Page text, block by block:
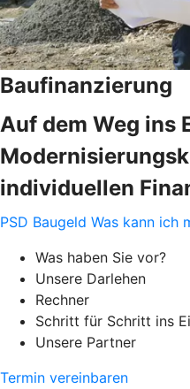
Baufinanzierung
Auf dem Weg ins
individuellen
PSD Baugeld Was kann ich
Was haben Sie vor?
Unsere Darlehen
Rechner
Schritt für Schritt ins
Unsere Partner
Termin vereinbaren